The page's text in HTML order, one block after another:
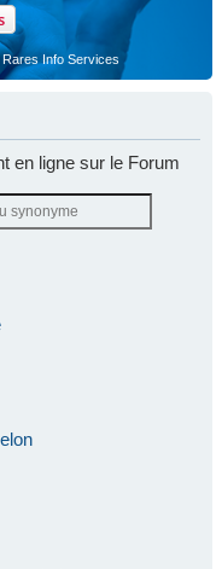
Info Services
en ligne sur le Forum